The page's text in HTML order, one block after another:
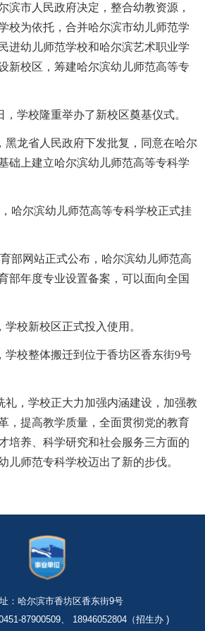
滨市人民政府决定，整合幼教资源，
校为依托，合并哈尔滨市幼儿师范学
进幼儿师范学校和哈尔滨艺术职业学
新校区，筹建哈尔滨幼儿师范高等专
，学校隆重举办了新校区奠基仪式。
黑龙省人民政府下发批复，同意在哈尔
础上建立哈尔滨幼儿师范高等专科学
，哈尔滨幼儿师范高等专科学校正式挂
部网站正式公布，哈尔滨幼儿师范高
部年度专业设置备案，可以面向全国
学校新校区正式投入使用。
学校整体搬迁到位于香坊区香东街9号
礼，学校正大力加强内涵建设，加强教
，提高教学质量，全面贯彻党的教育
培养、科学研究和社会服务三方面的
儿师范专科学校迈出了新的步伐。
：哈尔滨市香坊区香东街9号
87900509、 18946052804（招生办 )